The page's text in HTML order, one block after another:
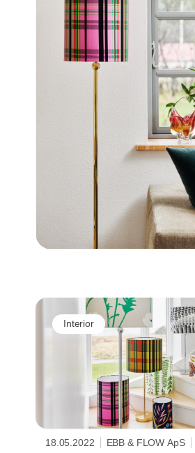
Interior
18.05.2022 EBB & FLOW ApS